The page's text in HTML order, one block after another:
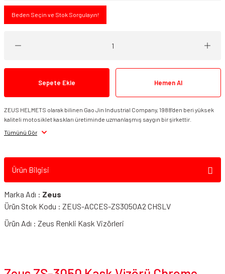
Beden Seçin ve Stok Sorgulayın!
Sepete Ekle Hemen Al
ZEUS HELMETS olarak bilinen Gao Jin Industrial Company, 1988'den beri yüksek
kaliteli motosiklet kaskları üretiminde uzmanlaşmış saygın bir şirkettir.
Tümünü Gör
Ürün Bilgisi
Marka Adı : Zeus
Ürün Stok Kodu : ZEUS-ACCES-ZS3050A2 CHSLV
Ürün Adı : Zeus Renkli Kask Vizörleri